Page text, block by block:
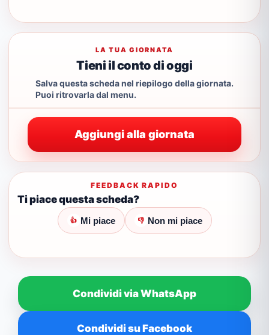
LA TUA GIORNATA
Tieni il conto di oggi
Salva questa scheda nel riepilogo della giornata.
Puoi ritrovarla dal menu.
Aggiungi alla giornata
FEEDBACK RAPIDO
Ti piace questa scheda?
👍 Mi piace 👎 Non mi piace
Condividi via WhatsApp
Condividi su Facebook